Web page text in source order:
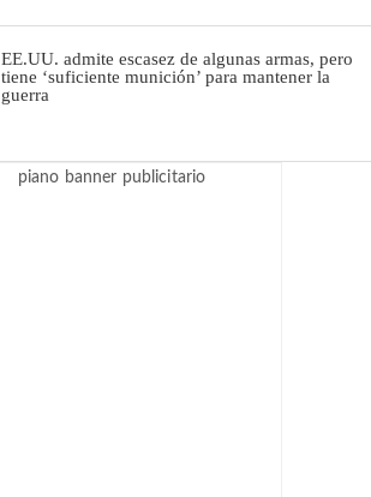
EE.UU. admite escasez de algunas armas, pero
tiene ‘suficiente munición’ para mantener la
guerra